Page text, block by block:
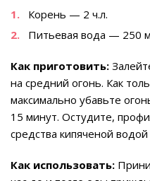
Корень — 2 ч.л.
Питьевая вода — 250
Как приготовить:
на средний огонь. Как
максимально убавьте
15 минут. Остудите,
средства кипяченой
Как использовать: